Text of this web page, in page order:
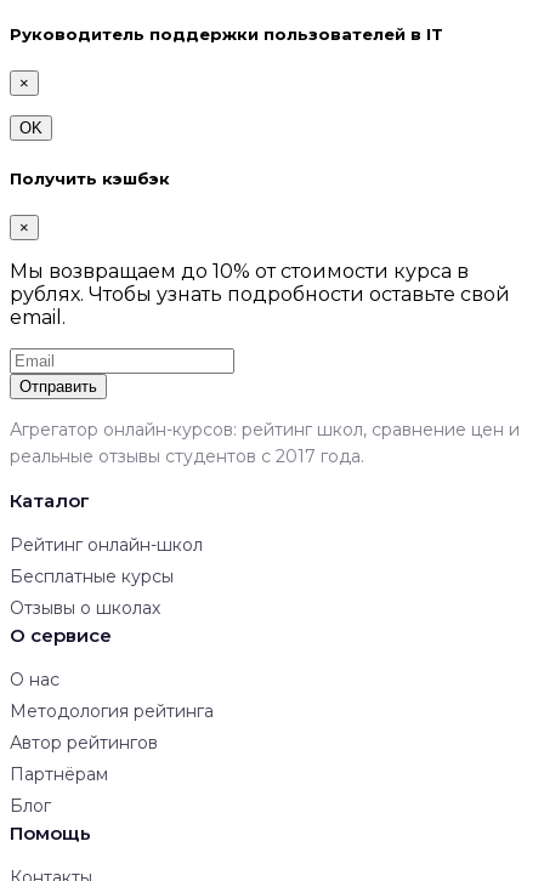
Руководитель поддержки пользователей в IT
×
OK
Получить кэшбэк
×
Мы возвращаем до 10% от стоимости курса в
рублях. Чтобы узнать подробности оставьте свой
email.
Отправить
Агрегатор онлайн-курсов: рейтинг школ, сравнение цен и
реальные отзывы студентов с 2017 года.
Каталог
Рейтинг онлайн-школ
Бесплатные курсы
Отзывы о школах
О сервисе
О нас
Методология рейтинга
Автор рейтингов
Партнёрам
Блог
Помощь